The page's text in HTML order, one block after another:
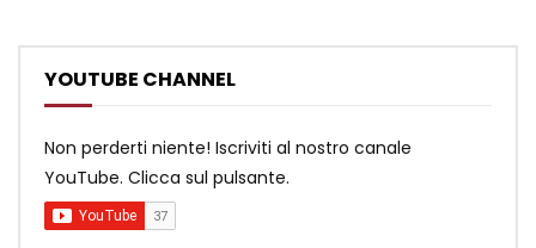
YOUTUBE CHANNEL
Non perderti niente! Iscriviti al nostro canale
YouTube. Clicca sul pulsante.